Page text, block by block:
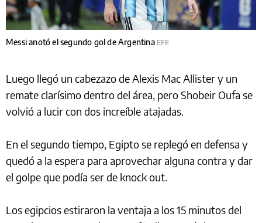
Messi anotó el segundo gol de Argentina EFE
Luego llegó un cabezazo de Alexis Mac Allister y un
remate clarísimo dentro del área, pero Shobeir Oufa se
volvió a lucir con dos increíble atajadas.
En el segundo tiempo, Egipto se replegó en defensa y
quedó a la espera para aprovechar alguna contra y dar
el golpe que podía ser de knock out.
Los egipcios estiraron la ventaja a los 15 minutos del